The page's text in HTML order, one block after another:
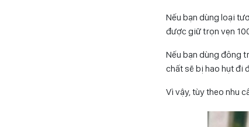
Nếu bạn dùng loại
được giữ trọn vẹn
Nếu bạn dùng đông
chất sẽ bị hao hụt đi
Vì vậy, tùy theo nhu